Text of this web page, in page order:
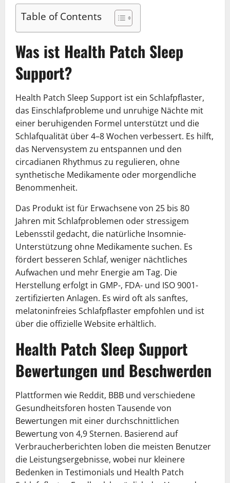
Table of Contents
Was ist Health Patch Sleep
Support?
Health Patch Sleep Support ist ein Schlafpflaster,
das Einschlafprobleme und unruhige Nächte mit
einer beruhigenden Formel unterstützt und die
Schlafqualität über 4–8 Wochen verbessert. Es hilft,
das Nervensystem zu entspannen und den
circadianen Rhythmus zu regulieren, ohne
synthetische Medikamente oder morgendliche
Benommenheit.
Das Produkt ist für Erwachsene von 25 bis 80
Jahren mit Schlafproblemen oder stressigem
Lebensstil gedacht, die natürliche Insomnie-
Unterstützung ohne Medikamente suchen. Es
fördert besseren Schlaf, weniger nächtliches
Aufwachen und mehr Energie am Tag. Die
Herstellung erfolgt in GMP-, FDA- und ISO 9001-
zertifizierten Anlagen. Es wird oft als sanftes,
melatoninfreies Schlafpflaster empfohlen und ist
über die offizielle Website erhältlich.
Health Patch Sleep Support
Bewertungen und Beschwerden
Plattformen wie Reddit, BBB und verschiedene
Gesundheitsforen hosten Tausende von
Bewertungen mit einer durchschnittlichen
Bewertung von 4,9 Sternen. Basierend auf
Verbraucherberichten loben die meisten Benutzer
die Leistungsergebnisse, wobei nur kleinere
Bedenken in Testimonials und Health Patch